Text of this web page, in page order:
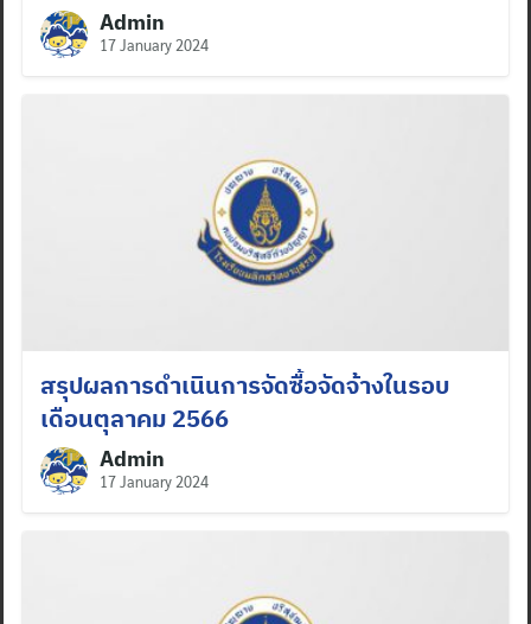
Admin
17 January 2024
สรุปผลการดำเนินการจัดซื้อจัดจ้างในรอบ
เดือนตุลาคม 2566
Admin
17 January 2024